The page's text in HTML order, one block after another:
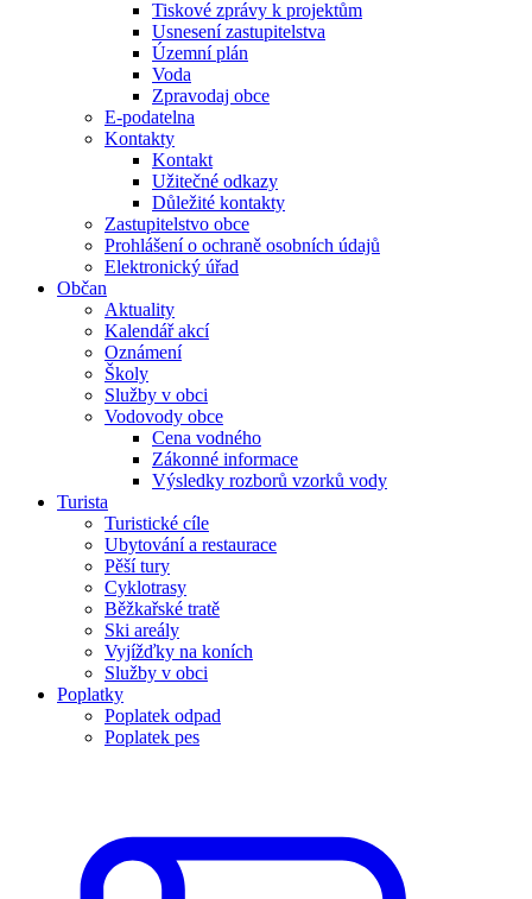
Tiskové zprávy k projektům
Usnesení zastupitelstva
Územní plán
Voda
Zpravodaj obce
E-podatelna
Kontakty
Kontakt
Užitečné odkazy
Důležité kontakty
Zastupitelstvo obce
Prohlášení o ochraně osobních údajů
Elektronický úřad
Občan
Aktuality
Kalendář akcí
Oznámení
Školy
Služby v obci
Vodovody obce
Cena vodného
Zákonné informace
Výsledky rozborů vzorků vody
Turista
Turistické cíle
Ubytování a restaurace
Pěší tury
Cyklotrasy
Běžkařské tratě
Ski areály
Vyjížďky na koních
Služby v obci
Poplatky
Poplatek odpad
Poplatek pes